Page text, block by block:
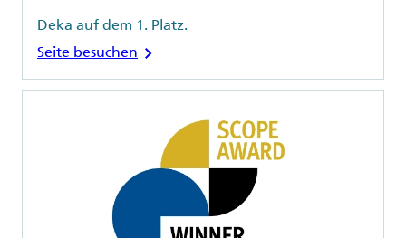
Deka auf dem 1. Platz.
Seite besuchen chevron_right